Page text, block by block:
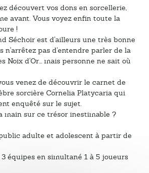
découvert vos dons en sorcellerie,
avant. Vous voyez enfin toute la
!
Séchoir est d'ailleurs une très bonne
n'arrêtez pas d'entendre parler de la
Noix d'Or... mais personne ne sait où
venez de découvrir le carnet de
sorcière Cornelia Platycaria qui
enquêté sur le sujet.
main sur ce trésor inestimable ?
adulte et adolescent à partir de
équipes en simultané 1 à 5 joueurs